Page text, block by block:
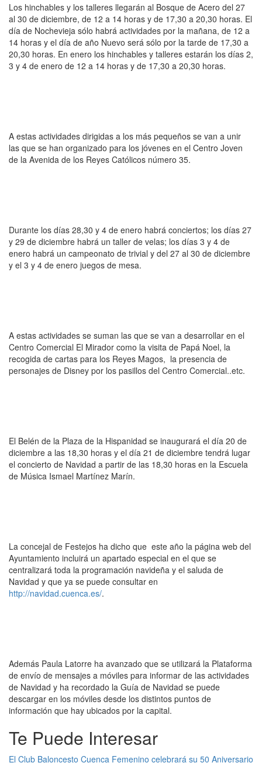
Los hinchables y los talleres llegarán al Bosque de Acero del 27
al 30 de diciembre, de 12 a 14 horas y de 17,30 a 20,30 horas. El
día de Nochevieja sólo habrá actividades por la mañana, de 12 a
14 horas y el día de año Nuevo será sólo por la tarde de 17,30 a
20,30 horas. En enero los hinchables y talleres estarán los días 2,
3 y 4 de enero de 12 a 14 horas y de 17,30 a 20,30 horas.
A estas actividades dirigidas a los más pequeños se van a unir
las que se han organizado para los jóvenes en el Centro Joven
de la Avenida de los Reyes Católicos número 35.
Durante los días 28,30 y 4 de enero habrá conciertos; los días 27
y 29 de diciembre habrá un taller de velas; los días 3 y 4 de
enero habrá un campeonato de trivial y del 27 al 30 de diciembre
y el 3 y 4 de enero juegos de mesa.
A estas actividades se suman las que se van a desarrollar en el
Centro Comercial El Mirador como la visita de Papá Noel, la
recogida de cartas para los Reyes Magos, la presencia de
personajes de Disney por los pasillos del Centro Comercial..etc.
El Belén de la Plaza de la Hispanidad se inaugurará el día 20 de
diciembre a las 18,30 horas y el día 21 de diciembre tendrá lugar
el concierto de Navidad a partir de las 18,30 horas en la Escuela
de Música Ismael Martínez Marín.
La concejal de Festejos ha dicho que este año la página web del
Ayuntamiento incluirá un apartado especial en el que se
centralizará toda la programación navideña y el saluda de
Navidad y que ya se puede consultar en
http://navidad.cuenca.es/.
Además Paula Latorre ha avanzado que se utilizará la Plataforma
de envío de mensajes a móviles para informar de las actividades
de Navidad y ha recordado la Guía de Navidad se puede
descargar en los móviles desde los distintos puntos de
información que hay ubicados por la capital.
Te Puede Interesar
El Club Baloncesto Cuenca Femenino celebrará su 50 Aniversario